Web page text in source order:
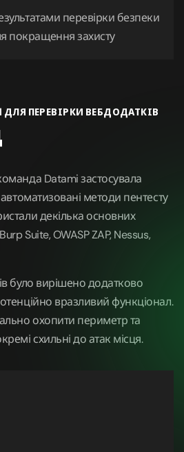
перевірки безпеки
покращення захисту
ДЛЯ ПЕРЕВІРКИ ВЕБДОДАТКІВ
Datami застосувала
методи пентесту
декілька основних
Suite, OWASP ZAP, Nessus,
було вирішено додатково
вразливий функціонал.
охопити периметр та
схильні до атак місця.